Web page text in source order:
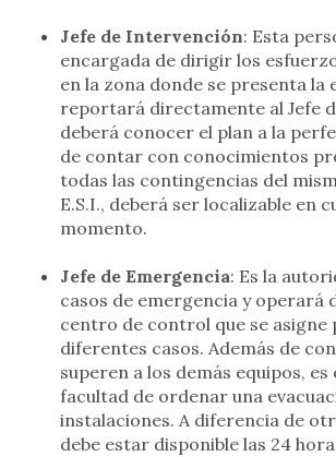
Jefe de Intervención: Esta
encargada de dirigir los
en la zona donde se presenta la
reportará directamente al Jefe
deberá conocer el plan a la
de contar con conocimientos
todas las contingencias del
E.S.I., deberá ser localizable en
momento.
Jefe de Emergencia: Es la
casos de emergencia y operará
centro de control que se asigne
diferentes casos. Además de
superen a los demás equipos, es
facultad de ordenar una
instalaciones. A diferencia de
debe estar disponible las 24